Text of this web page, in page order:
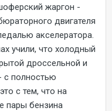
жаргон -
двигателя
акселератора.
учили, что холодный
дроссельной и
с полностью
с тем, что на
пары бензина